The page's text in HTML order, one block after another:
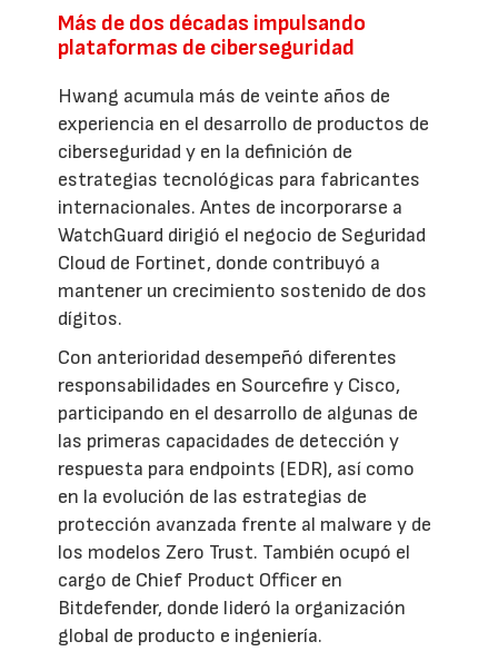
Más de dos décadas impulsando
plataformas de ciberseguridad
Hwang acumula más de veinte años de
experiencia en el desarrollo de productos de
ciberseguridad y en la definición de
estrategias tecnológicas para fabricantes
internacionales. Antes de incorporarse a
WatchGuard dirigió el negocio de Seguridad
Cloud de Fortinet, donde contribuyó a
mantener un crecimiento sostenido de dos
dígitos.
Con anterioridad desempeñó diferentes
responsabilidades en Sourcefire y Cisco,
participando en el desarrollo de algunas de
las primeras capacidades de detección y
respuesta para endpoints (EDR), así como
en la evolución de las estrategias de
protección avanzada frente al malware y de
los modelos Zero Trust. También ocupó el
cargo de Chief Product Officer en
Bitdefender, donde lideró la organización
global de producto e ingeniería.